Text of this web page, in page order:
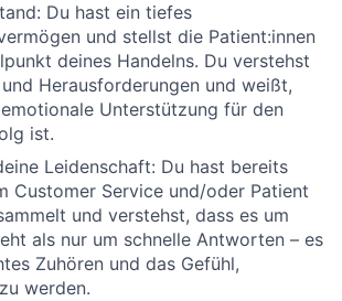
Du hast ein tiefes
und stellst die Patient:innen
deines Handelns. Du verstehst
Herausforderungen und weißt,
Unterstützung für den
ist.
Leidenschaft: Du hast bereits
Customer Service und/oder Patient
und verstehst, dass es um
als nur um schnelle Antworten – es
Zuhören und das Gefühl,
werden.